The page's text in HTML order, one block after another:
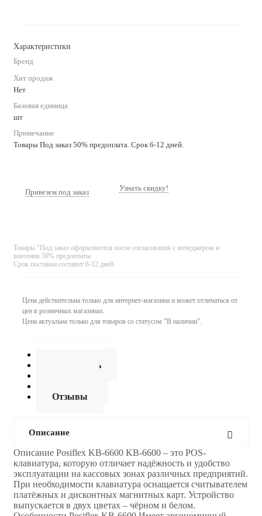
Характеристики
Бренд
Хит продаж
Нет
Базовая единица
шт
Примечание
Товары Под заказ 50% предоплата. Срок 6-12 дней.
Привезем под заказ Узнать скидку!
Товары "Под заказ оформляются после согласования с менеджером и
внесения 50% предоплаты.
Срок поставки составит 6-12 дней.
Цена действительна только для интернет-магазина и может отличаться от
цен в розничных магазинах.
Цена актуальна только для товаров со статусом "В наличии".
Как купить
Отзывы
Описание
Описание Posiflex KB-6600 KB-6600 – это POS-
клавиатура, которую отличает надёжность и удобство
эксплуатации на кассовых зонах различных предприятий.
При необходимости клавиатура оснащается считывателем
платёжных и дисконтных магнитных карт. Устройство
выпускается в двух цветах – чёрном и белом.